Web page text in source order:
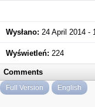
Wysłano: 24 April 2014 -
Wyświetleń: 224
Comments
Full Version English